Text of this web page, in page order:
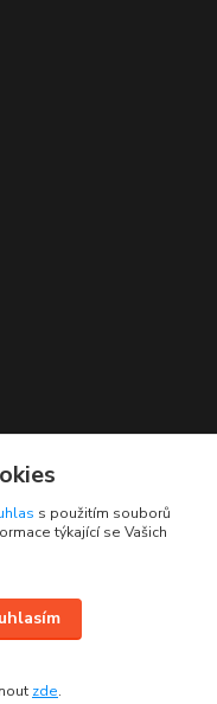
s použitím souborů
týkající se Vašich
zde.